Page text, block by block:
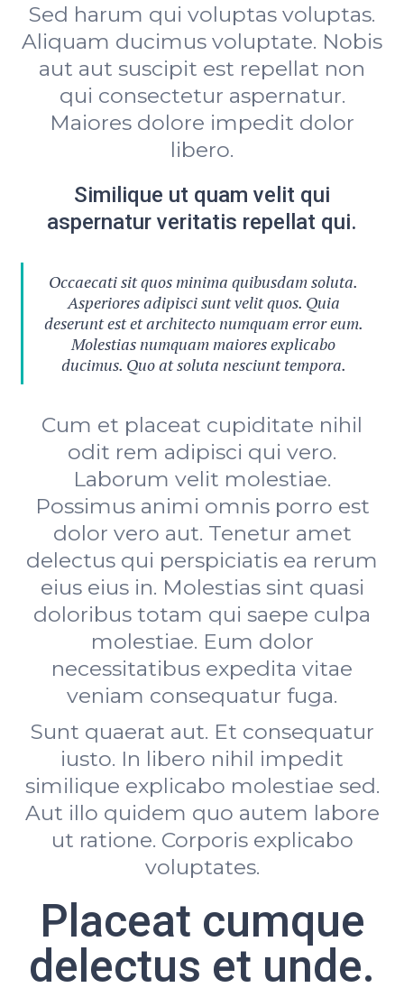
Sed harum qui voluptas voluptas.
Aliquam ducimus voluptate. Nobis
aut aut suscipit est repellat non
qui consectetur aspernatur.
Maiores dolore impedit dolor
libero.
Similique ut quam velit qui
aspernatur veritatis repellat qui.
Occaecati sit quos minima quibusdam soluta.
Asperiores adipisci sunt velit quos. Quia
deserunt est et architecto numquam error eum.
Molestias numquam maiores explicabo
ducimus. Quo at soluta nesciunt tempora.
Cum et placeat cupiditate nihil
odit rem adipisci qui vero.
Laborum velit molestiae.
Possimus animi omnis porro est
dolor vero aut. Tenetur amet
delectus qui perspiciatis ea rerum
eius eius in. Molestias sint quasi
doloribus totam qui saepe culpa
molestiae. Eum dolor
necessitatibus expedita vitae
veniam consequatur fuga.
Sunt quaerat aut. Et consequatur
iusto. In libero nihil impedit
similique explicabo molestiae sed.
Aut illo quidem quo autem labore
ut ratione. Corporis explicabo
voluptates.
Placeat cumque
delectus et unde.